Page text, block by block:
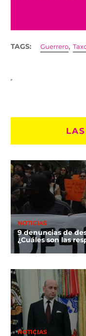
TAGS: Guerrero,
NOTICIAS
9 denuncias de
¿Cuáles son las
NOTICIAS